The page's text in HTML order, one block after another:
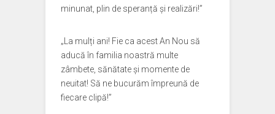
minunat, plin de speranță și realizări!”
„La mulți ani! Fie ca acest An Nou să
aducă în familia noastră multe
zâmbete, sănătate și momente de
neuitat! Să ne bucurăm împreună de
fiecare clipă!”